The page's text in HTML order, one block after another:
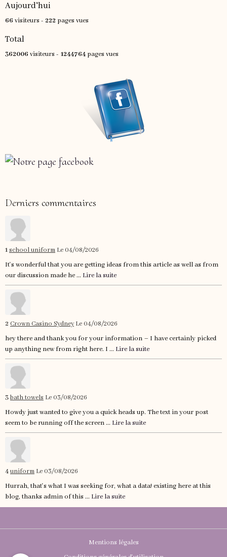
Aujourd'hui
66 visiteurs - 222 pages vues
Total
362006 visiteurs - 1244764 pages vues
Derniers commentaires
1school uniform Le 04/08/2026
It's wonderful that you are getting ideas from this article as well as from
our discussion made he ... Lire la suite
2 Crown Casino Sydney Le 04/08/2026
hey there and thank you for your information – I have certainly picked
up anything new from right here. I ... Lire la suite
3bath towels Le 03/08/2026
Howdy just wanted to give you a quick heads up. The text in your post
seem to be running off the screen ... Lire la suite
4uniform Le 03/08/2026
Hurrah, that's what I was seeking for, what a data! existing here at this
blog, thanks admin of this ... Lire la suite
Mentions légales